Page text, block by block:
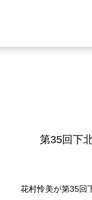
第35回下
花村怜美が第35回